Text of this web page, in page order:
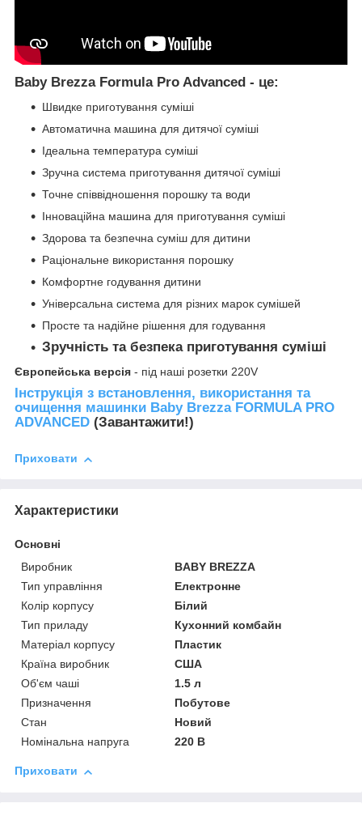
Baby Brezza Formula Pro Advanced - це:
Швидке приготування суміші
Автоматична машина для дитячої суміші
Ідеальна температура суміші
Зручна система приготування дитячої суміші
Точне співвідношення порошку та води
Інноваційна машина для приготування суміші
Здорова та безпечна суміш для дитини
Раціональне використання порошку
Комфортне годування дитини
Універсальна система для різних марок сумішей
Просте та надійне рішення для годування
Зручність та безпека приготування суміші
Європейська версія - під наші розетки 220V
Інструкція з встановлення, використання та
очищення машинки Baby Brezza FORMULA PRO
ADVANCED (Завантажити!)
Приховати
Характеристики
Основні
Виробник
BABY BREZZA
Тип управління
Електронне
Колір корпусу
Білий
Тип приладу
Кухонний комбайн
Матеріал корпусу
Пластик
Країна виробник
США
Об'єм чаші
1.5 л
Призначення
Побутове
Стан
Новий
Номінальна напруга
220 В
Приховати